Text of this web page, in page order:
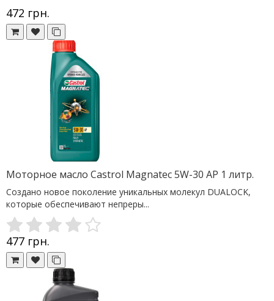
472 грн.
Моторное масло Castrol Magnatec 5W-30 AP 1 литр.
Создано новое поколение уникальных молекул DUALOCK,
которые обеспечивают непреры...
477 грн.